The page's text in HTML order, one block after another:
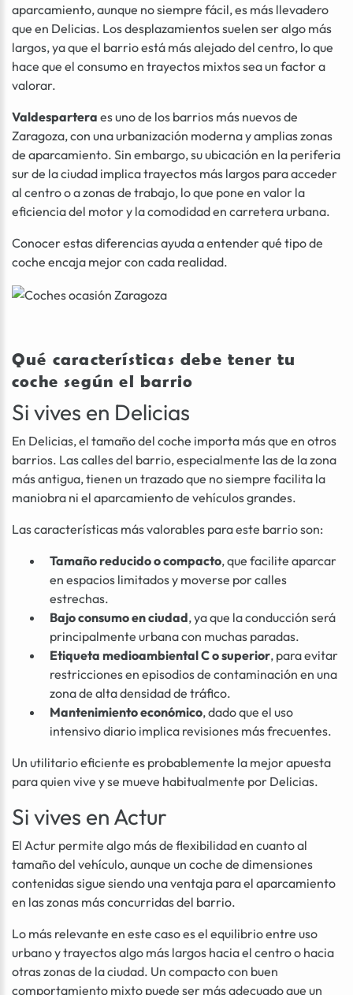
aparcamiento, aunque no siempre fácil, es más llevadero
que en Delicias. Los desplazamientos suelen ser algo más
largos, ya que el barrio está más alejado del centro, lo que
hace que el consumo en trayectos mixtos sea un factor a
valorar.
Valdespartera es uno de los barrios más nuevos de
Zaragoza, con una urbanización moderna y amplias zonas
de aparcamiento. Sin embargo, su ubicación en la periferia
sur de la ciudad implica trayectos más largos para acceder
al centro o a zonas de trabajo, lo que pone en valor la
eficiencia del motor y la comodidad en carretera urbana.
Conocer estas diferencias ayuda a entender qué tipo de
coche encaja mejor con cada realidad.
Qué características debe tener tu
coche según el barrio
Si vives en Delicias
En Delicias, el tamaño del coche importa más que en otros
barrios. Las calles del barrio, especialmente las de la zona
más antigua, tienen un trazado que no siempre facilita la
maniobra ni el aparcamiento de vehículos grandes.
Las características más valorables para este barrio son:
Tamaño reducido o compacto, que facilite aparcar
en espacios limitados y moverse por calles
estrechas.
Bajo consumo en ciudad, ya que la conducción será
principalmente urbana con muchas paradas.
Etiqueta medioambiental C o superior, para evitar
restricciones en episodios de contaminación en una
zona de alta densidad de tráfico.
Mantenimiento económico, dado que el uso
intensivo diario implica revisiones más frecuentes.
Un utilitario eficiente es probablemente la mejor apuesta
para quien vive y se mueve habitualmente por Delicias.
Si vives en Actur
El Actur permite algo más de flexibilidad en cuanto al
tamaño del vehículo, aunque un coche de dimensiones
contenidas sigue siendo una ventaja para el aparcamiento
en las zonas más concurridas del barrio.
Lo más relevante en este caso es el equilibrio entre uso
urbano y trayectos algo más largos hacia el centro o hacia
otras zonas de la ciudad. Un compacto con buen
comportamiento mixto puede ser más adecuado que un